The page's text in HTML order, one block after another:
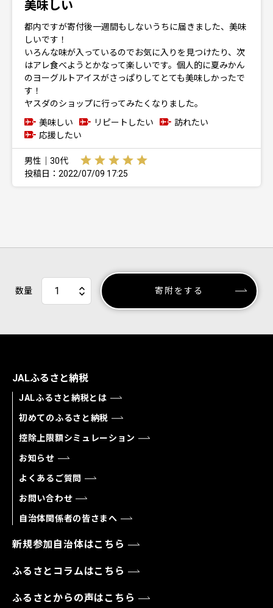
美味しい
都内ですが寄付後一週間もしないうちに届きました、美味
しいです！
いろんな味が入っているのでお気に入りを見つけたり、次
はアレ食べようとかなって楽しいです。個人的に夏みかん
のヨーグルトアイスがさっぱりしてとても美味しかったで
す！
ヤスダのショップに行ってみたくなりました。
美味しい
リピートしたい
訪れたい
応援したい
男性｜30代
投稿日：2022/07/09 17:25
数量 寄附をする
JALふるさと納税
JALふるさと納税とは
初めてのふるさと納税
控除上限額シミュレーション
お知らせ
よくあるご質問
お問い合わせ
自治体関係者の皆さまへ
新規参加自治体はこちら
ふるさとコラムはこちら
ふるさとからの声はこちら